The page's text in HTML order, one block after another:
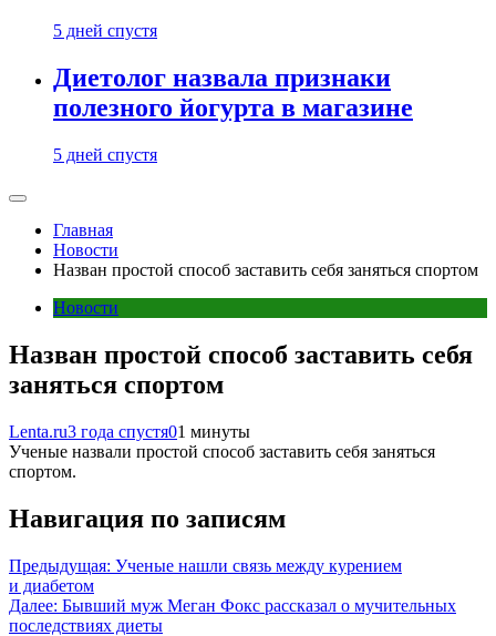
5 дней спустя
Диетолог назвала признаки
полезного йогурта в магазине
5 дней спустя
Главная
Новости
Назван простой способ заставить себя заняться спортом
Новости
Назван простой способ заставить себя
заняться спортом
Lenta.ru3 года спустя01 минуты
Ученые назвали простой способ заставить себя заняться
спортом.
Навигация по записям
Предыдущая: Ученые нашли связь между курением
и диабетом
Далее: Бывший муж Меган Фокс рассказал о мучительных
последствиях диеты